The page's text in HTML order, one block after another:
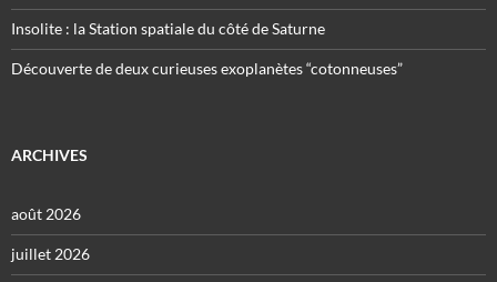
Insolite : la Station spatiale du côté de Saturne
Découverte de deux curieuses exoplanètes “cotonneuses”
ARCHIVES
août 2026
juillet 2026